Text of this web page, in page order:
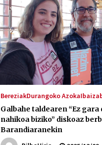
Larunbatean
Martxa ospatuko
2026/07/07
SOINUGELA: Paul
Ringo Starr-en
BereziakDurangoko Azoka
Galbahe taldearen “Ez
nahikoa biziko” diskoaz
Barandiaranekin